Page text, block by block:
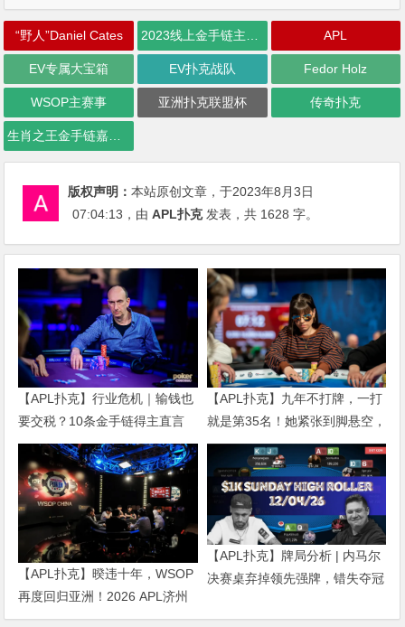
“野人”Daniel Cates 2023线上金手链主赛事 APL
EV专属大宝箱 EV扑克战队 Fedor Holz
WSOP主赛事 亚洲扑克联盟杯 传奇扑克
生肖之王金手链嘉年华
版权声明：本站原创文章，于2023年8月3日
07:04:13 ，由APL扑克发表，共 1628 字。
【APL扑克】行业危机｜输钱也
要交税？10条金手链得主直言
“扛不住”，主动砍掉四分之三比
赛
【APL扑克】九年不打牌，一打
就是第35名！她紧张到脚悬空，
但全世界以为她很淡定
【APL扑克】暌违十年，WSOP
再度回归亚洲！2026 APL济州
站6月19-28日盛大登场！
【APL扑克】牌局分析 | 内马尔
决赛桌弃掉领先强牌，错失夺冠